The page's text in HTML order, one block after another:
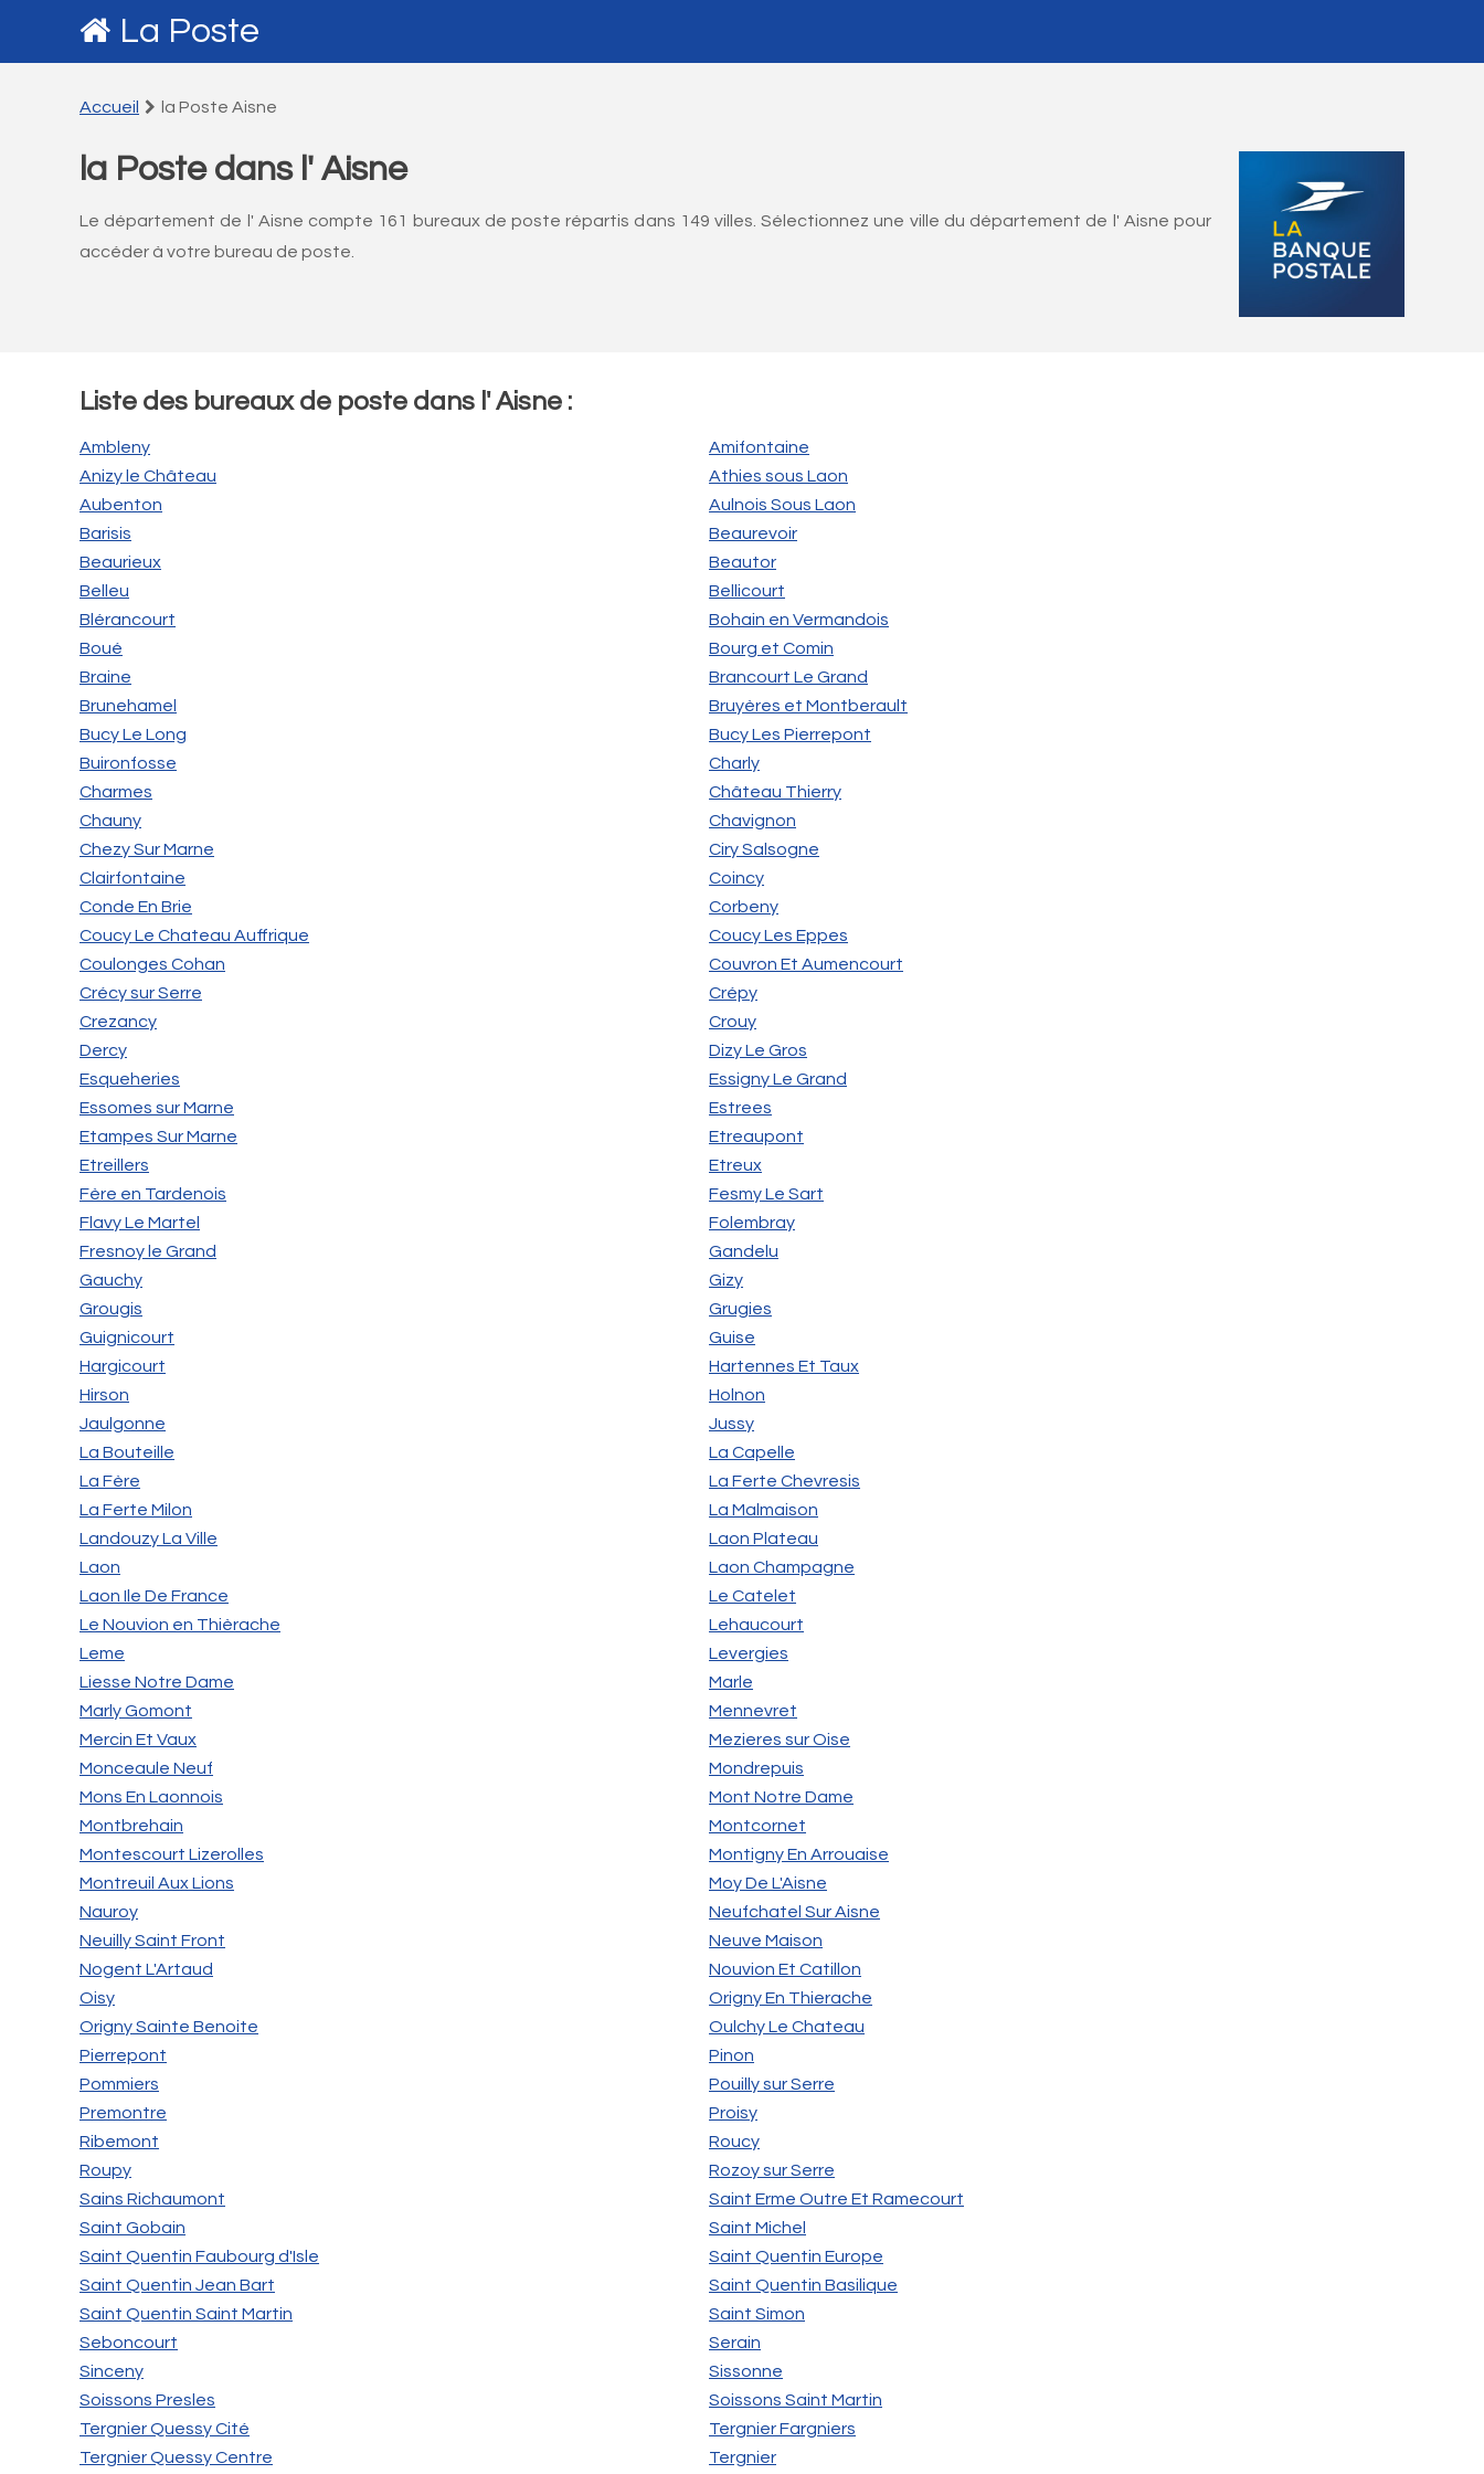
La Poste
Accueil la Poste Aisne
la Poste dans l' Aisne
Le département de l' Aisne compte 161 bureaux de poste répartis dans 149 villes. Sélectionnez une ville du département de l' Aisne pour
accéder à votre bureau de poste.
Liste des bureaux de poste dans l' Aisne :
Ambleny
Amifontaine
Anizy le Château
Athies sous Laon
Aubenton
Aulnois Sous Laon
Barisis
Beaurevoir
Beaurieux
Beautor
Belleu
Bellicourt
Blérancourt
Bohain en Vermandois
Boué
Bourg et Comin
Braine
Brancourt Le Grand
Brunehamel
Bruyères et Montberault
Bucy Le Long
Bucy Les Pierrepont
Buironfosse
Charly
Charmes
Château Thierry
Chauny
Chavignon
Chezy Sur Marne
Ciry Salsogne
Clairfontaine
Coincy
Conde En Brie
Corbeny
Coucy Le Chateau Auffrique
Coucy Les Eppes
Coulonges Cohan
Couvron Et Aumencourt
Crécy sur Serre
Crépy
Crezancy
Crouy
Dercy
Dizy Le Gros
Esqueheries
Essigny Le Grand
Essomes sur Marne
Estrees
Etampes Sur Marne
Etreaupont
Etreillers
Etreux
Fère en Tardenois
Fesmy Le Sart
Flavy Le Martel
Folembray
Fresnoy le Grand
Gandelu
Gauchy
Gizy
Grougis
Grugies
Guignicourt
Guise
Hargicourt
Hartennes Et Taux
Hirson
Holnon
Jaulgonne
Jussy
La Bouteille
La Capelle
La Fère
La Ferte Chevresis
La Ferte Milon
La Malmaison
Landouzy La Ville
Laon Plateau
Laon
Laon Champagne
Laon Ile De France
Le Catelet
Le Nouvion en Thièrache
Lehaucourt
Leme
Levergies
Liesse Notre Dame
Marle
Marly Gomont
Mennevret
Mercin Et Vaux
Mezieres sur Oise
Monceaule Neuf
Mondrepuis
Mons En Laonnois
Mont Notre Dame
Montbrehain
Montcornet
Montescourt Lizerolles
Montigny En Arrouaise
Montreuil Aux Lions
Moy De L'Aisne
Nauroy
Neufchatel Sur Aisne
Neuilly Saint Front
Neuve Maison
Nogent L'Artaud
Nouvion Et Catillon
Oisy
Origny En Thierache
Origny Sainte Benoite
Oulchy Le Chateau
Pierrepont
Pinon
Pommiers
Pouilly sur Serre
Premontre
Proisy
Ribemont
Roucy
Roupy
Rozoy sur Serre
Sains Richaumont
Saint Erme Outre Et Ramecourt
Saint Gobain
Saint Michel
Saint Quentin Faubourg d'Isle
Saint Quentin Europe
Saint Quentin Jean Bart
Saint Quentin Basilique
Saint Quentin Saint Martin
Saint Simon
Seboncourt
Serain
Sinceny
Sissonne
Soissons Presles
Soissons Saint Martin
Tergnier Quessy Cité
Tergnier Fargniers
Tergnier Quessy Centre
Tergnier